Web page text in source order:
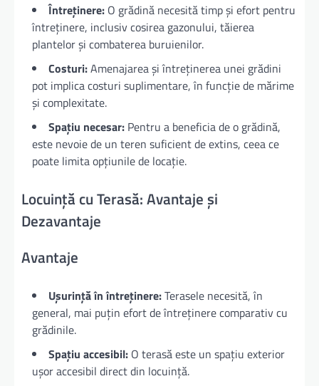
Întreținere: O grădină necesită timp și efort pentru
întreținere, inclusiv cosirea gazonului, tăierea
plantelor și combaterea buruienilor.
Costuri:Amenajarea și întreținerea unei grădini
pot implica costuri suplimentare, în funcție de mărime
și complexitate.
Spațiu necesar: Pentru a beneficia de o grădină,
este nevoie de un teren suficient de extins, ceea ce
poate limita opțiunile de locație.
Locuință cu Terasă: Avantaje și
Dezavantaje
Avantaje
Ușurință în întreținere:Terasele necesită, în
general, mai puțin efort de întreținere comparativ cu
grădinile.
Spațiu accesibil: O terasă este un spațiu exterior
ușor accesibil direct din locuință.